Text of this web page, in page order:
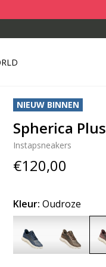
NIEUW BINNEN
Spherica
Instapsneakers
€120,00
Kleur: Oudroze